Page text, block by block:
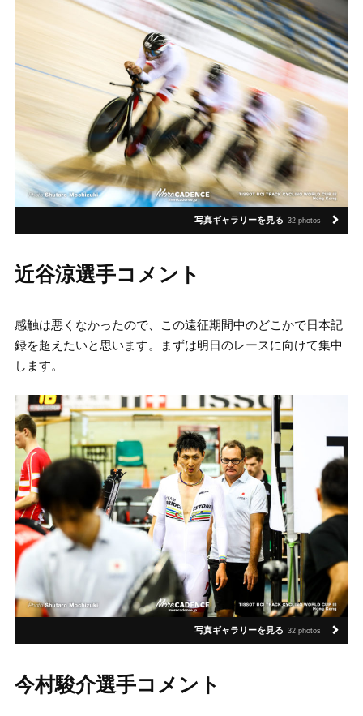
写真ギャラリーを見る 32 photos
近谷涼選手コメント
感触は悪くなかったので、この遠征期間中のどこかで日本記
録を超えたいと思います。まずは明日のレースに向けて集中
します。
写真ギャラリーを見る 32 photos
今村駿介選手コメント